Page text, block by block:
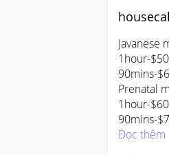
Javanese
1hour-$50
90mins-
Prenatal
1hour-$60
90mins-
Đọc thêm